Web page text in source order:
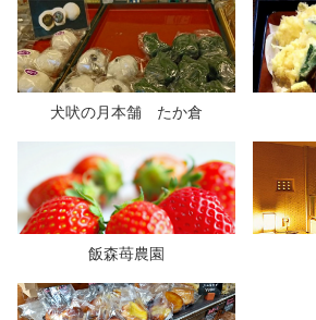
犬吠の月本舗 たか倉
飯森苺農園